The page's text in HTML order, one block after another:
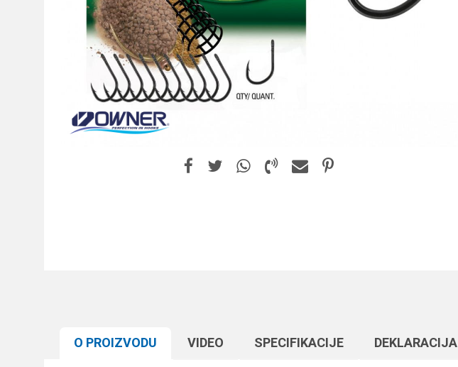
O PROIZVODU VIDEO SPECIFIKACIJЕ DEKLARACIJA